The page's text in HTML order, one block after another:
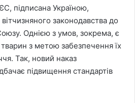
підписана Україною,
законодавства до
Однією з умов, зокрема, є
з метою забезпечення їх
Так, новий наказ
підвищення стандартів